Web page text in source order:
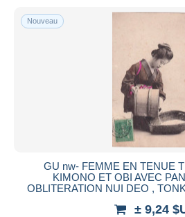
Nouveau
GU nw- FEMME EN TENUE
KIMONO ET OBI AVEC
OBLITERATION NUI DEO ,
± 9,24